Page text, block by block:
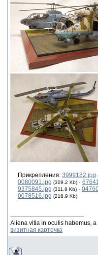
Прикрепления: 3999182.jpg
0080091.jpg (309.2 Kb) ·
9375845.jpg (311.8 Kb) ·
0078516.jpg (218.9 Kb)
Aliena vitia in oculis habemus,
визитная карточка